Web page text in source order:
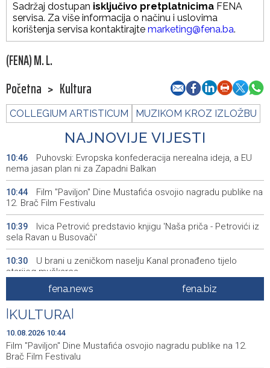
Sadržaj dostupan isključivo pretplatnicima FENA
servisa. Za više informacija o načinu i uslovima
korištenja servisa kontaktirajte marketing@fena.ba.
(FENA) M. L.
Početna > Kultura
COLLEGIUM ARTISTICUM MUZIKOM KROZ IZLOŽBU
NAJNOVIJE VIJESTI
10:46
Puhovski: Evropska konfederacija nerealna ideja, a EU
nema jasan plan ni za Zapadni Balkan
10:44
Film "Paviljon" Dine Mustafića osvojio nagradu publike na
12. Brač Film Festivalu
10:39
Ivica Petrović predstavio knjigu 'Naša priča - Petrovići iz
sela Ravan u Busovači'
10:30
U brani u zeničkom naselju Kanal pronađeno tijelo
starijeg muškarca
Suša ugrožava vodoopskrbu u Tomislavgradu
10:28
Počela prodaja ulaznica za SFF u glavnom Box Officeu u
BKC-u
10:12
Tužilaštvo USK predložilo pritvor za ženu osumnjičenu
fena.news fena.biz
KULTURA
10.08.2026 10:44
Film "Paviljon" Dine Mustafića osvojio nagradu publike na 12.
Brač Film Festivalu